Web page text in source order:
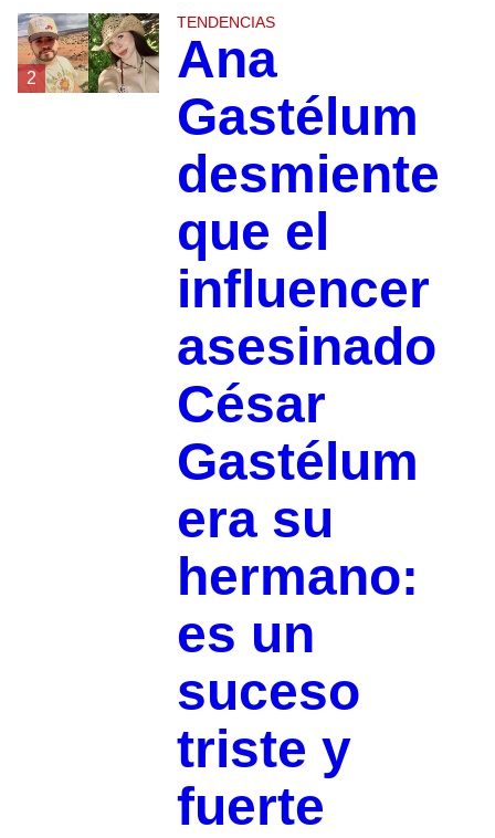
2
TENDENCIAS
Ana
Gastélum
desmiente
que el
influencer
asesinado
César
Gastélum
era su
hermano:
es un
suceso
triste y
fuerte